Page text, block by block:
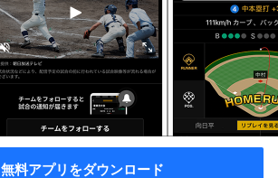
無料アプリをダウンロード